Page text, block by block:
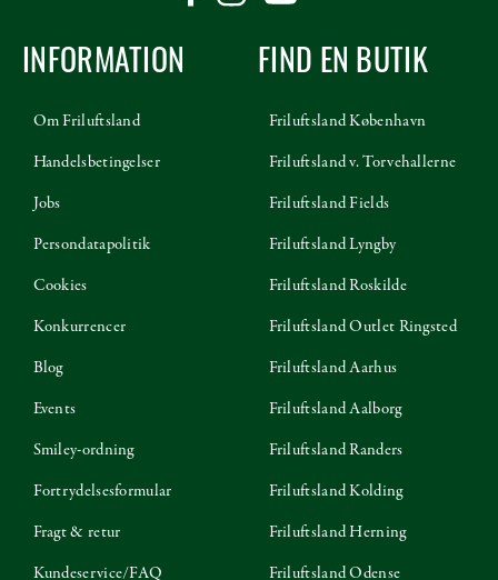
INFORMATION
Om Friluftsland
Handelsbetingelser
Jobs
Persondatapolitik
Cookies
Konkurrencer
Blog
Events
Smiley-ordning
Fortrydelsesformular
Fragt & retur
Kundeservice/FAQ
FIND EN BUTIK
Friluftsland København
Friluftsland v. Torvehallerne
Friluftsland Fields
Friluftsland Lyngby
Friluftsland Roskilde
Friluftsland Outlet Ringsted
Friluftsland Aarhus
Friluftsland Aalborg
Friluftsland Randers
Friluftsland Kolding
Friluftsland Herning
Friluftsland Odense